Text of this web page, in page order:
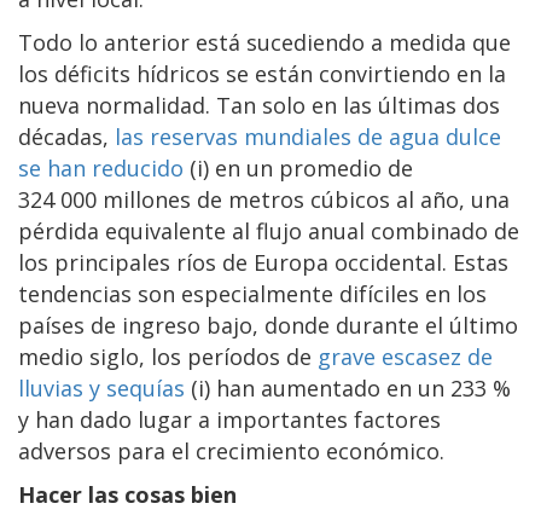
Todo lo anterior está sucediendo a medida que
los déficits hídricos se están convirtiendo en la
nueva normalidad. Tan solo en las últimas dos
décadas, las reservas mundiales de agua dulce
se han reducido (i) en un promedio de
324 000 millones de metros cúbicos al año, una
pérdida equivalente al flujo anual combinado de
los principales ríos de Europa occidental. Estas
tendencias son especialmente difíciles en los
países de ingreso bajo, donde durante el último
medio siglo, los períodos de grave escasez de
lluvias y sequías (i) han aumentado en un 233 %
y han dado lugar a importantes factores
adversos para el crecimiento económico.
Hacer las cosas bien